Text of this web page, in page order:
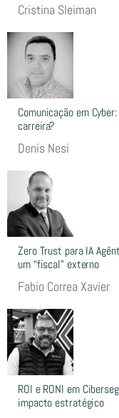
Cristina Sleiman
Comunicação em
carreira?
Denis Nesi
Zero Trust para IA
um “fiscal” externo
Fabio Correa Xavier
ROI e RONI em
impacto estratégico